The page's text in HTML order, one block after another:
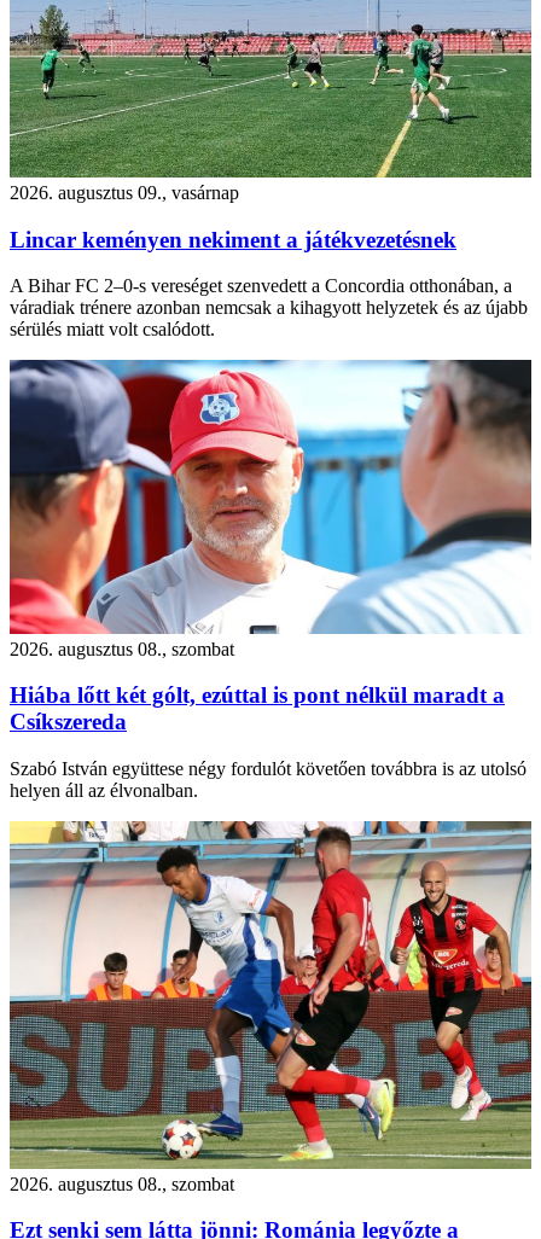
2026. augusztus 09., vasárnap
Lincar keményen nekiment a játékvezetésnek
A Bihar FC 2–0-s vereséget szenvedett a Concordia otthonában, a
váradiak trénere azonban nemcsak a kihagyott helyzetek és az újabb
sérülés miatt volt csalódott.
2026. augusztus 08., szombat
Hiába lőtt két gólt, ezúttal is pont nélkül maradt a
Csíkszereda
Szabó István együttese négy fordulót követően továbbra is az utolsó
helyen áll az élvonalban.
2026. augusztus 08., szombat
Ezt senki sem látta jönni: Románia legyőzte a